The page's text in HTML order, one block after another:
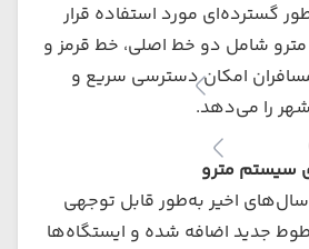
گسترده‌ای مورد استفاده قرار
شامل دو خط اصلی، خط قرمز و
امکان دسترسی سریع و
را می‌دهد.
سیستم مترو
اخیر به‌طور قابل توجهی
جدید اضافه شده و ایستگاه‌ها